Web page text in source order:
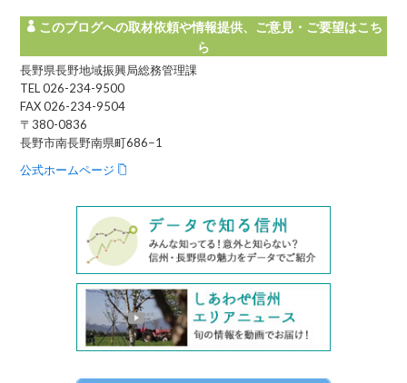
このブログへの取材依頼や情報提供、ご意見・ご要望はこち
ら
長野県長野地域振興局総務管理課
TEL 026-234-9500
FAX 026-234-9504
〒380-0836
長野市南長野南県町686−1
公式ホームページ